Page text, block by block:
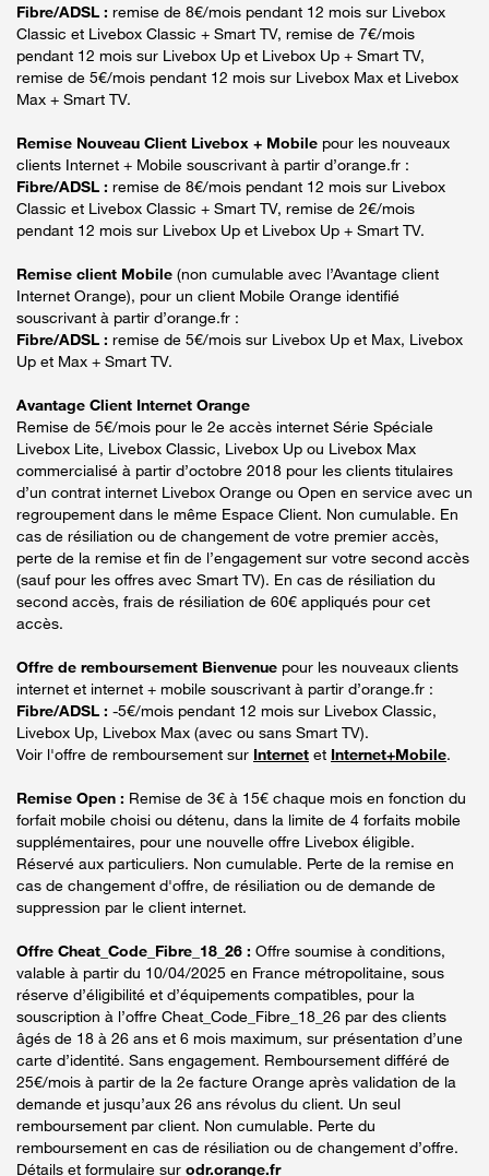
Fibre/ADSL : remise de 8€/mois pendant 12 mois sur Livebox
Classic et Livebox Classic + Smart TV, remise de 7€/mois
pendant 12 mois sur Livebox Up et Livebox Up + Smart TV,
remise de 5€/mois pendant 12 mois sur Livebox Max et Livebox
Max + Smart TV.
Remise Nouveau Client Livebox + Mobile pour les nouveaux
clients Internet + Mobile souscrivant à partir d’orange.fr :
Fibre/ADSL : remise de 8€/mois pendant 12 mois sur Livebox
Classic et Livebox Classic + Smart TV, remise de 2€/mois
pendant 12 mois sur Livebox Up et Livebox Up + Smart TV.
Remise client Mobile (non cumulable avec l’Avantage client
Internet Orange), pour un client Mobile Orange identifié
souscrivant à partir d’orange.fr :
Fibre/ADSL : remise de 5€/mois sur Livebox Up et Max, Livebox
Up et Max + Smart TV.
Avantage Client Internet Orange
Remise de 5€/mois pour le 2e accès internet Série Spéciale
Livebox Lite, Livebox Classic, Livebox Up ou Livebox Max
commercialisé à partir d’octobre 2018 pour les clients titulaires
d’un contrat internet Livebox Orange ou Open en service avec un
regroupement dans le même Espace Client. Non cumulable. En
cas de résiliation ou de changement de votre premier accès,
perte de la remise et fin de l’engagement sur votre second accès
(sauf pour les offres avec Smart TV). En cas de résiliation du
second accès, frais de résiliation de 60€ appliqués pour cet
accès.
Offre de remboursement Bienvenue pour les nouveaux clients
internet et internet + mobile souscrivant à partir d’orange.fr :
Fibre/ADSL : -5€/mois pendant 12 mois sur Livebox Classic,
Livebox Up, Livebox Max (avec ou sans Smart TV).
Voir l'offre de remboursement sur Internet et Internet+Mobile.
Remise Open : Remise de 3€ à 15€ chaque mois en fonction du
forfait mobile choisi ou détenu, dans la limite de 4 forfaits mobile
supplémentaires, pour une nouvelle offre Livebox éligible.
Réservé aux particuliers. Non cumulable. Perte de la remise en
cas de changement d'offre, de résiliation ou de demande de
suppression par le client internet.
Offre Cheat_Code_Fibre_18_26 : Offre soumise à conditions,
valable à partir du 10/04/2025 en France métropolitaine, sous
réserve d’éligibilité et d’équipements compatibles, pour la
souscription à l’offre Cheat_Code_Fibre_18_26 par des clients
âgés de 18 à 26 ans et 6 mois maximum, sur présentation d’une
carte d’identité. Sans engagement. Remboursement différé de
25€/mois à partir de la 2e facture Orange après validation de la
demande et jusqu’aux 26 ans révolus du client. Un seul
remboursement par client. Non cumulable. Perte du
remboursement en cas de résiliation ou de changement d’offre.
Détails et formulaire sur odr.orange.fr